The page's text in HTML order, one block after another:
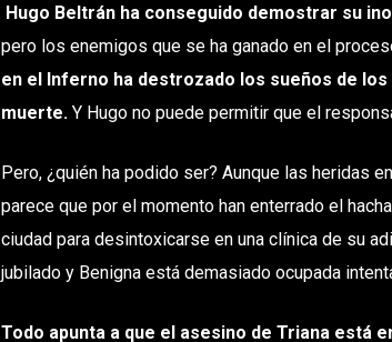
Hugo Beltrán ha conseguido demostrar su
pero los enemigos que se ha ganado en el
en el Inferno ha destrozado los sueños de los
muerte. Y Hugo no puede permitir que el
Pero, ¿quién ha podido ser? Aunque las heridas
parece que por el momento han enterrado el
ciudad para desintoxicarse en una clínica de su
jubilado y Benigna está demasiado ocupada
Todo apunta a que el asesino de Triana está